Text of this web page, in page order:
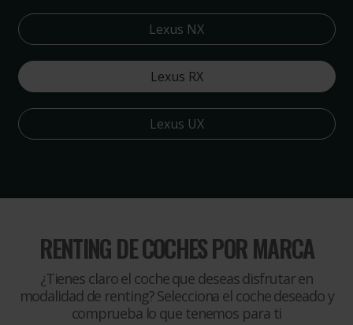
Lexus NX
Lexus RX
Lexus UX
RENTING DE COCHES POR MARCA
¿Tienes claro el coche que deseas disfrutar en
modalidad de renting? Selecciona el coche deseado y
comprueba lo que tenemos para ti